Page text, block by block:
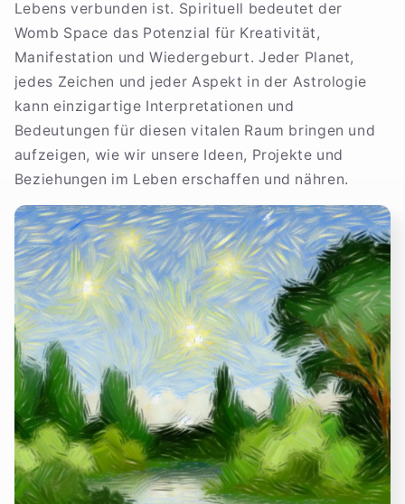
Lebens verbunden ist. Spirituell bedeutet der
Womb Space das Potenzial für Kreativität,
Manifestation und Wiedergeburt. Jeder Planet,
jedes Zeichen und jeder Aspekt in der Astrologie
kann einzigartige Interpretationen und
Bedeutungen für diesen vitalen Raum bringen und
aufzeigen, wie wir unsere Ideen, Projekte und
Beziehungen im Leben erschaffen und nähren.